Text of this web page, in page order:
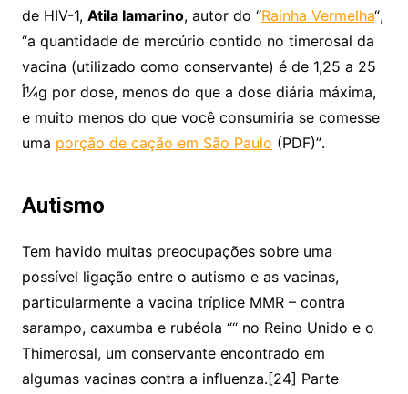
de HIV-1, Atila Iamarino, autor do “Rainha Vermelha“,
“a quantidade de mercúrio contido no timerosal da
vacina (utilizado como conservante) é de 1,25 a 25
Î¼g por dose, menos do que a dose diária máxima,
e muito menos do que você consumiria se comesse
uma porção de cação em São Paulo (PDF)”.
Autismo
Tem havido muitas preocupações sobre uma
possível ligação entre o autismo e as vacinas,
particularmente a vacina tríplice MMR – contra
sarampo, caxumba e rubéola ““ no Reino Unido e o
Thimerosal, um conservante encontrado em
algumas vacinas contra a influenza.[24] Parte